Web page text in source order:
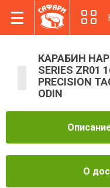
КАРАБИН
SERIES ZR01
PRECISION
ODIN
О